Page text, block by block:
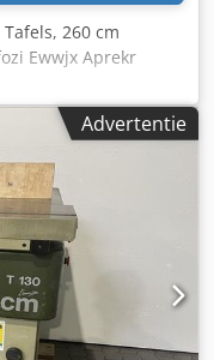
Tafels, 260 cm
Ewwjx Aprekr
V
Advertentie